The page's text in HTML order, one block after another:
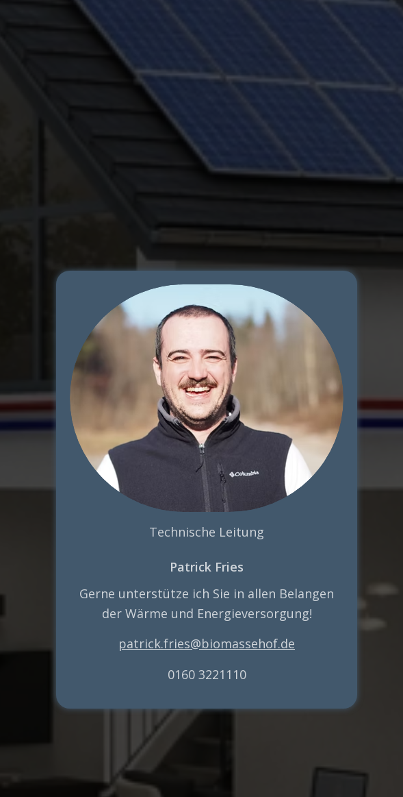
Technische Leitung
Patrick Fries
Gerne unterstütze ich Sie in allen Belangen
der Wärme und Energieversorgung!
patrick.fries@biomassehof.de
0160 3221110